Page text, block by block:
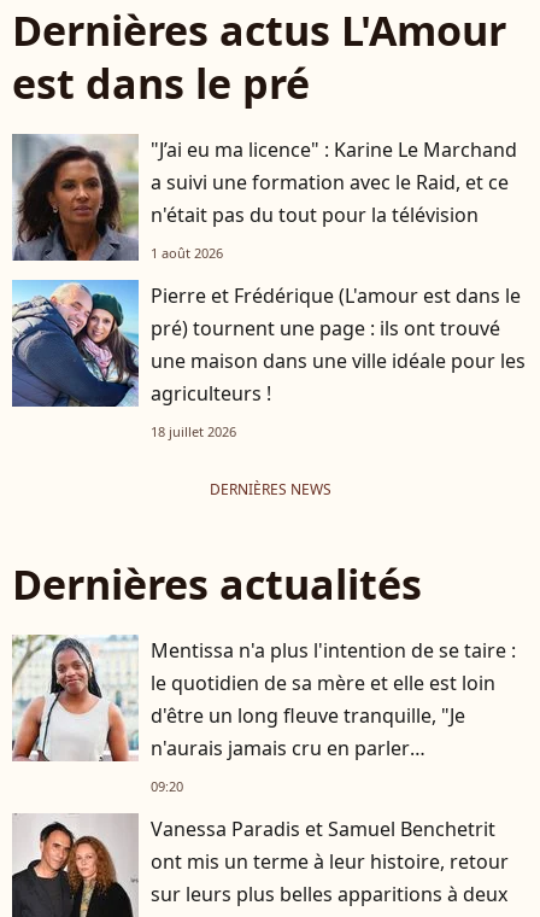
Dernières actus L'Amour
est dans le pré
"J’ai eu ma licence" : Karine Le Marchand
a suivi une formation avec le Raid, et ce
n'était pas du tout pour la télévision
1 août 2026
Pierre et Frédérique (L'amour est dans le
pré) tournent une page : ils ont trouvé
une maison dans une ville idéale pour les
agriculteurs !
18 juillet 2026
DERNIÈRES NEWS
Dernières actualités
Mentissa n'a plus l'intention de se taire :
le quotidien de sa mère et elle est loin
d'être un long fleuve tranquille, "Je
n'aurais jamais cru en parler
publiquement"
09:20
Vanessa Paradis et Samuel Benchetrit
ont mis un terme à leur histoire, retour
sur leurs plus belles apparitions à deux